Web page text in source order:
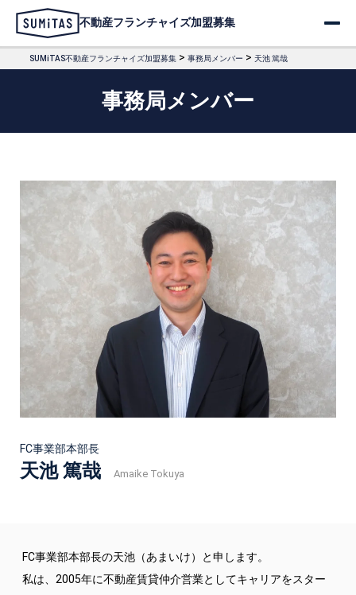
不動産フランチャイズ加盟募集
SUMiTAS不動産フランチャイズ加盟募集 > 事務局メンバー > 天池 篤哉
事務局メンバー
FC事業部本部長
天池 篤哉 Amaike Tokuya
FC事業部本部長の天池（あまいけ）と申します。
私は、2005年に不動産賃貸仲介営業としてキャリアをスター